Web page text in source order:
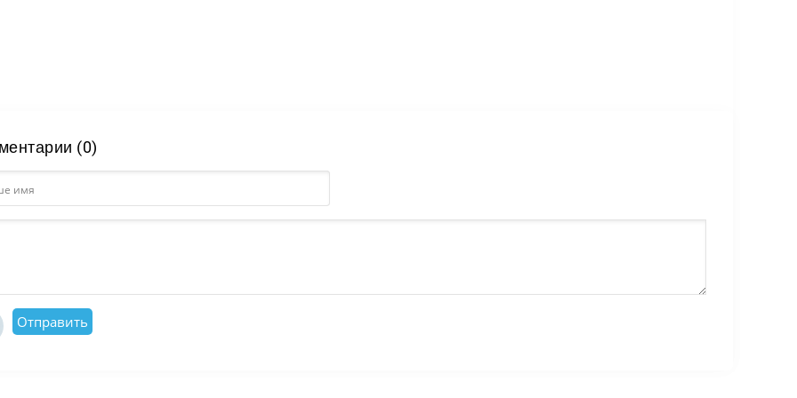
(0)
Отправить